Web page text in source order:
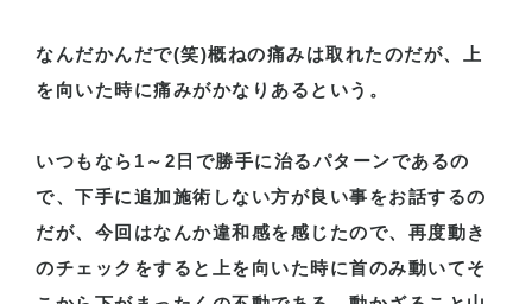
なんだかんだで(笑)概ねの痛みは取れたのだが、上
を向いた時に痛みがかなりあるという。
いつもなら 1 ～ 2 日で勝手に治るパターンであるの
で、下手に追加施術しない方が良い事をお話するの
だが、今回はなんか違和感を感じたので、再度動き
のチェックをすると上を向いた時に首のみ動いてそ